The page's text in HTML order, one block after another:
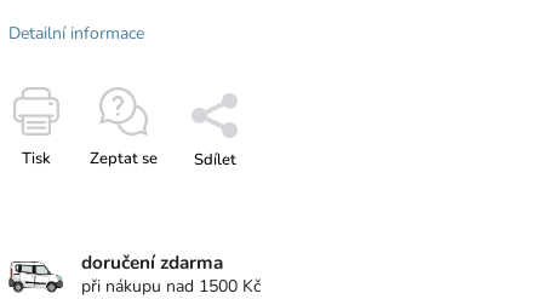
Detailní informace
Tisk Zeptat se Sdílet
doručení zdarma
při nákupu nad 1500 Kč